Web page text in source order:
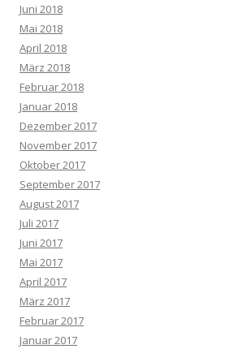
Juni 2018
Mai 2018
April 2018
März 2018
Februar 2018
Januar 2018
Dezember 2017
November 2017
Oktober 2017
September 2017
August 2017
Juli 2017
Juni 2017
Mai 2017
April 2017
März 2017
Februar 2017
Januar 2017